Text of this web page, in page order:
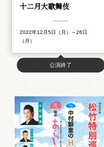
十二月大歌舞伎
2022年12月5日（月）～26日
（月）
公演終了